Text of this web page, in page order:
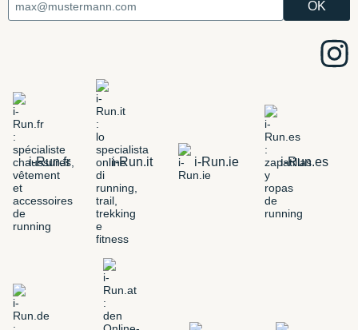
i-Run.fr i-Run.it i-Run.ie i-Run.es